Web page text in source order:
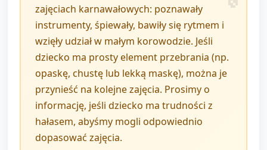
(ok. 7 minut)
Przygotowanie: rozdanie chusteczek/szarf/małych
rekwizytów (np. papilotki, kapelusze, maski
papierowe).
Korowód: dzieci ustawiają się w rzędzie/okręgu i
maszerują po sali przy rytmicznej piosence,
trzymając instrumenty lub chustki.
zajęciach karnawałowych: poznawały
instrumenty, śpiewały, bawiły się rytmem i
wzięły udział w małym korowodzie. Jeśli
dziecko ma prosty element przebrania (np.
opaskę, chustę lub lekką maskę), można je
przynieść na kolejne zajęcia. Prosimy o
informację, jeśli dziecko ma trudności z
hałasem, abyśmy mogli odpowiednio
dopasować zajęcia.